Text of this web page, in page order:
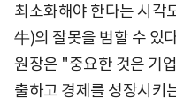
최소화해야 한다는 시각
牛)의 잘못을 범할 수 있
원장은 "중요한 것은 기
출하고 경제를 성장시키